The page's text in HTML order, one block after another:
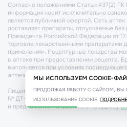
Согласно положениями Статьи 437(2)
информация носит исключительно
является публичной офертой. Сеть
доставляет препараты, отпускаемые без
Президента Российской Федерации от
торговле лекарственными препаратами
применения». Рецептурные лекарства
в аптеке при предоставлении рецепта.
выполняется при условиях
аптечном пункте.
Лицензия №: ЛО-77-02-011340 от 22
№ ДТ-77-000421 от 25.10.2021 г. Вопросы
и предложения направляйте по адресу:
МЫ ИСПОЛЬЗУЕМ COOKIE-
ПРОДОЛЖАЯ РАБОТУ С САЙТОМ, ВЫ
ИСПОЛЬЗОВАНИЕ COOKIE.